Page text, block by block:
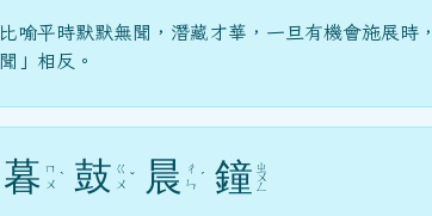
比喻平時默默無聞，潛藏才華，一旦有機會施展
聞」相反。
暮 ㄇ
ㄨ ˋ 鼓 ㄍ
ㄨ ˇ 晨
ㄔ
ㄣ ˊ 鐘 ㄓ
ㄨ
ㄥ